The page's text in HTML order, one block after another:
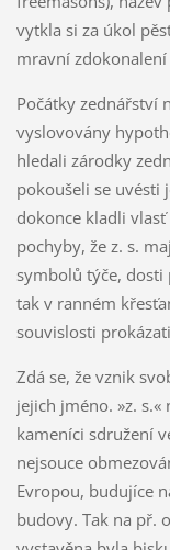
vytkla si za úkol
mravní zdokonalení
Počátky zednářství
vyslovovány
hledali zárodky
pokoušeli se uvésti
dokonce kladli
pochyby, že z. s.
symbolů týče, dosti
tak v ranném
souvislosti
Zdá se, že vznik
jejich jméno. »z.
kameníci sdružení
nejsouce
Evropou, budujíce
budovy. Tak na př.